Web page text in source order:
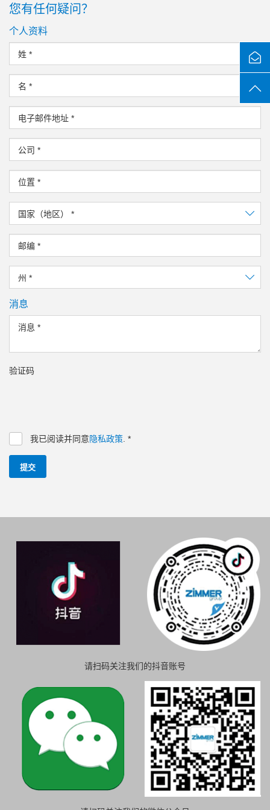
您有任何疑问？
个人资料
姓 *
名 *
电子邮件地址 *
公司 *
位置 *
国家（地区） *
邮编 *
州 *
消息
消息 *
验证码
我已阅读并同意隐私政策 *
提交
请扫码关注我们的抖音账号